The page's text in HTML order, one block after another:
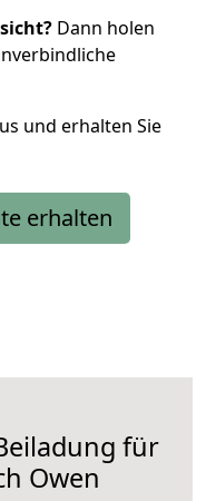
Dann holen
und erhalten Sie
erhalten
für
Owen